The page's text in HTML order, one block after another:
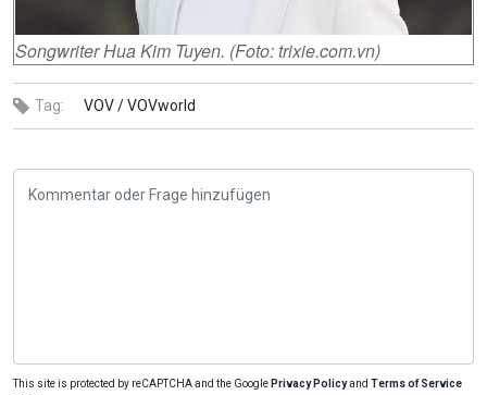
Songwriter Hua Kim Tuyen. (Foto: trixie.com.vn)
Tag: VOV /VOVworld
This site is protected by reCAPTCHA and the Google Privacy Policyand Terms of Service